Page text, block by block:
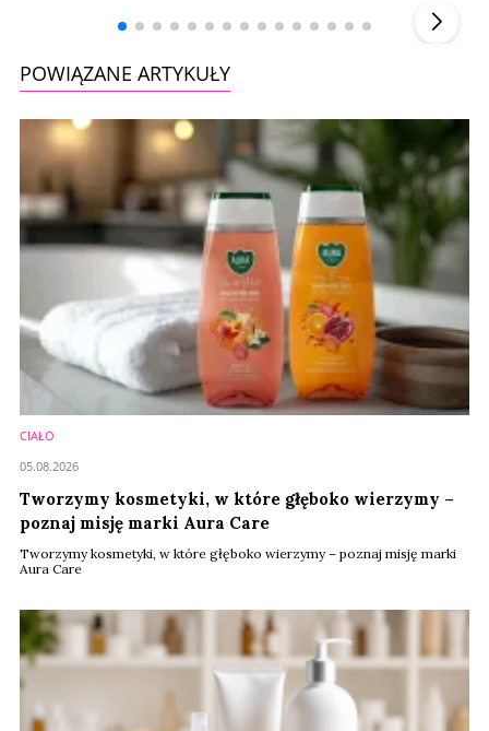
POWIĄZANE ARTYKUŁY
CIAŁO
Tworzymy kosmetyki, w które głęboko wierzymy –
poznaj misję marki Aura Care
Tworzymy kosmetyki, w które głęboko wierzymy – poznaj misję marki
Aura Care
05.08.2026